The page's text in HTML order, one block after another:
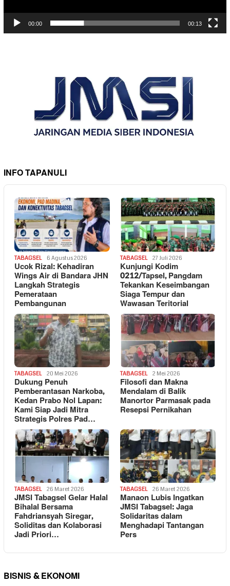
00:00 00:13
INFO TAPANULI
TABAGSEL 6 Agustus 2026
Ucok Rizal: Kehadiran
Wings Air di Bandara JHN
Langkah Strategis
Pemerataan
Pembangunan
TABAGSEL 27 Juli 2026
Kunjungi Kodim
0212/Tapsel, Pangdam
Tekankan Keseimbangan
Siaga Tempur dan
Wawasan Teritorial
TABAGSEL 20 Mei 2026
Dukung Penuh
Pemberantasan Narkoba,
Kedan Prabo Nol Lapan:
Kami Siap Jadi Mitra
Strategis Polres Pad…
TABAGSEL 2 Mei 2026
Filosofi dan Makna
Mendalam di Balik
Manortor Parmasak pada
Resepsi Pernikahan
TABAGSEL 26 Maret 2026
JMSI Tabagsel Gelar Halal
Bihalal Bersama
Fahdriansyah Siregar,
Soliditas dan Kolaborasi
Jadi Priori…
TABAGSEL 26 Maret 2026
Manaon Lubis Ingatkan
JMSI Tabagsel: Jaga
Solidaritas dalam
Menghadapi Tantangan
Pers
BISNIS & EKONOMI